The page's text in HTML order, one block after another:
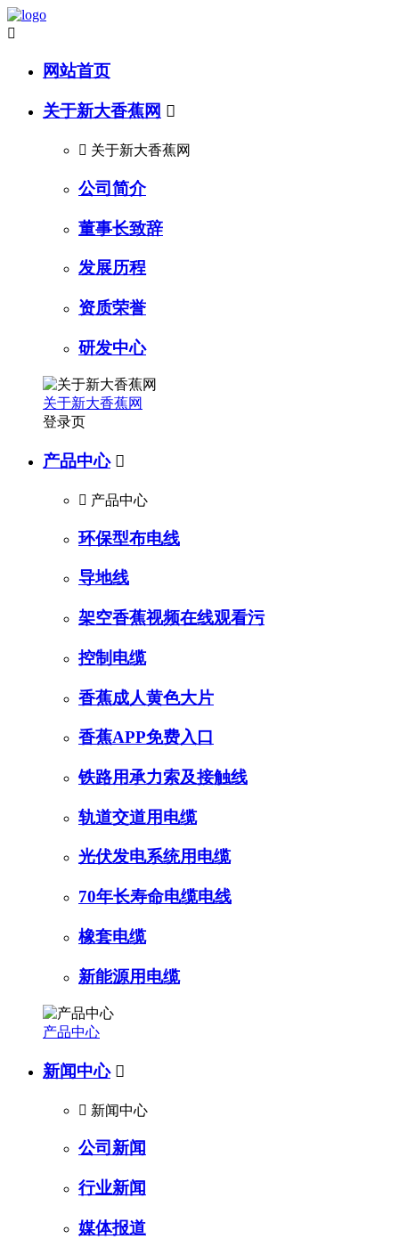

网站首页
关于新大香蕉网 
 关于新大香蕉网
公司简介
董事长致辞
发展历程
资质荣誉
研发中心
关于新大香蕉网
登录页
产品中心 
 产品中心
环保型布电线
导地线
架空香蕉视频在线观看污
控制电缆
香蕉成人黄色大片
香蕉APP免费入口
铁路用承力索及接触线
轨道交道用电缆
光伏发电系统用电缆
70年长寿命电缆电线
橡套电缆
新能源用电缆
产品中心
新闻中心 
 新闻中心
公司新闻
行业新闻
媒体报道